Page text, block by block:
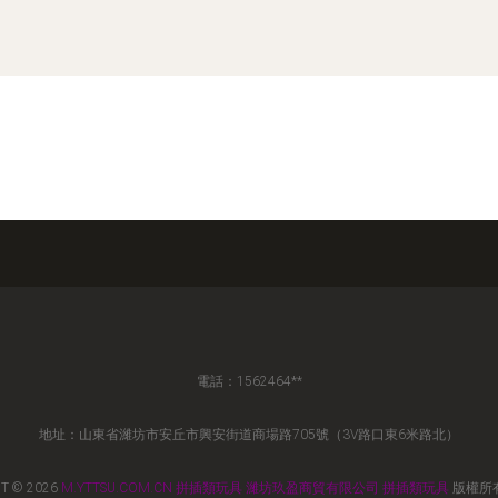
電話：1562464**
地址：山東省濰坊市安丘市興安街道商場路705號（3V路口東6米路北）
© 2026 M.YTTSU.COM.CN 拼插類玩具 濰坊玖盈商貿有限公司 拼插類玩具 版權所